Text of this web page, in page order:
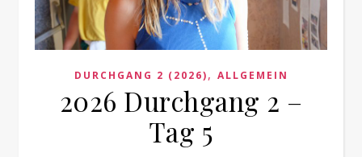
DURCHGANG 2 (2026), ALLGEMEIN
2026 Durchgang 2 –
Tag 5